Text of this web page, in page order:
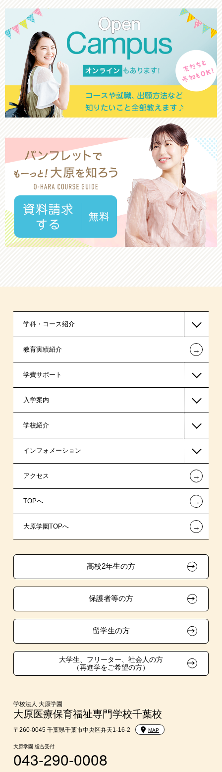
学科・コース紹介
医療事務系
保育士・幼稚園教諭系
介護福祉系
教育実績紹介 ←
学費サポート
高等教育の修学支援新制度
日本学生支援機構の奨学金
国の教育ローン
提携教育ローン
新聞奨学生
保育士修学資金貸付制度
試験による特待生制度
資格・クラブ活動による特待生制度
入学案内
一般入学
AO入学
指定校推薦入学
指定校自己推薦入学
特別推薦入学
生徒会活動推薦入学
在校生・卒業生紹介推薦入学
大学生・短期大学生特別入学
学費
短期大学との併修
入学前のお勧め学習システム
大学・短期大学・公務員併願制度
学校紹介
在校生からあなたへ
夢を叶えた先輩たち
施設・研修所
学生寮・マンションのご案内
大原学園グループ案内
インフォメーション
お知らせ・新着情報
在校生へのお知らせ
各種証明書の発行ご希望の方
採用ご担当の方
アクセス ←
TOPへ ←
大原学園TOPへ ←
高校2年生の方
保護者等の方
留学生の方
大学生、フリーター、社会人の方
（再進学をご希望の方）
学校法人 大原学園
大原医療保育福祉専門学校千葉校
〒260-0045 千葉県千葉市中央区弁天1-16-2 MAP
大原学園 総合受付
043-290-0008